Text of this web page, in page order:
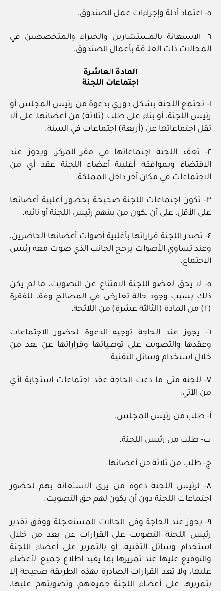
٥- اعتماد أدلة وإجراءات عمل الصندوق.
٦- الاستعانة بالمستشارين والخبراء والمتخصصين في
المجالات ذات العلاقة بأعمال الصندوق.
المادة العاشرة
اجتماعات اللجنة
١- تجتمع اللجنة بشكل دوري بدعوة من رئيس المجلس أو
رئيس اللجنة، أو بناء على طلب (ثلاثة) من أعضائها، على ألا
تقل اجتماعاتها عن (أربعة) اجتماعات في السنة.
٢- تعقد اللجنة اجتماعاتها في مقر المركز، ويجوز عند
الاقتضاء وبموافقة أغلبية أعضاء اللجنة عقد أي من
الاجتماعات في مكان آخر داخل المملكة.
٣- تكون اجتماعات اللجنة صحيحة بحضور أغلبية أعضائها
على الأقل، على أن يكون من بينهم رئيس اللجنة أو نائبه.
٤- تصدر اللجنة قراراتها بأغلبية أصوات أعضائها الحاضرين،
وعند تساوي الأصوات يرجح الجانب الذي صوت معه رئيس
الاجتماع.
٥- لا يحق لعضو اللجنة الامتناع عن التصويت، ما لم يكن
ذلك بسبب وجود حالة تعارض في المصالح وفقا للفقرة
(٢) من المادة (الثالثة عشرة) من اللائحة.
٦- يجوز عند الحاجة توجيه الدعوة لحضور الاجتماعات
وعقدها والتصويت على توصياتها وقراراتها عن بعد من
خلال استخدام وسائل التقنية.
٧- للجنة متى ما دعت الحاجة عقد اجتماعات استجابة لأي
من الآتي:
أ- طلب من رئيس المجلس.
ب- طلب من رئيس اللجنة.
ج- طلب من ثلاثة من أعضائها.
٨- لرئيس اللجنة دعوة من يرى الاستعانة بهم لحضور
اجتماعات اللجنة دون أن يكون لهم حق التصويت.
٩- يجوز عند الحاجة وفي الحالات المستعجلة ووفق تقدير
رئيس اللجنة التصويت على القرارات عن بعد من خلال
استخدام وسائل التقنية، أو بالتمرير على أعضاء اللجنة
والتوقيع عليها عند تمريرها بما يفيد اطلاع جميع الأعضاء
عليها، ولا تعد القرارات الصادرة بهذه الطريقة صحيحة إلا
بتمريرها على أعضاء اللجنة جميعهم، وتصويتهم عليها،